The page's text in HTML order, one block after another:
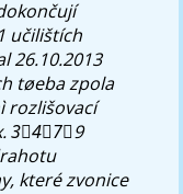
učilištích
26.10.2013
tøeba zpola
rozlišovací
3⃣4⃣7⃣9
které zvonice